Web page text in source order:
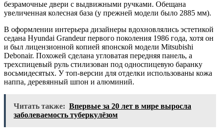
безрамочные двери с выдвижными ручками. Обещана
увеличенная колесная база (у прежней модели было 2885 мм).
В оформлении интерьера дизайнеры вдохновлялись эстетикой
седана Hyundai Grandeur первого поколения 1986 года, хотя он
и был лицензионной копией японской модели Mitsubishi
Debonair. Похожей сделана угловатая передняя панель, а
трехспицевый руль стилизован под односпицевую баранку
восьмидесятых. У топ-версии для отделки использованы кожа
наппа, деревянный шпон и алюминий.
Читать также: Впервые за 20 лет в мире выросла
заболеваемость туберкулёзом